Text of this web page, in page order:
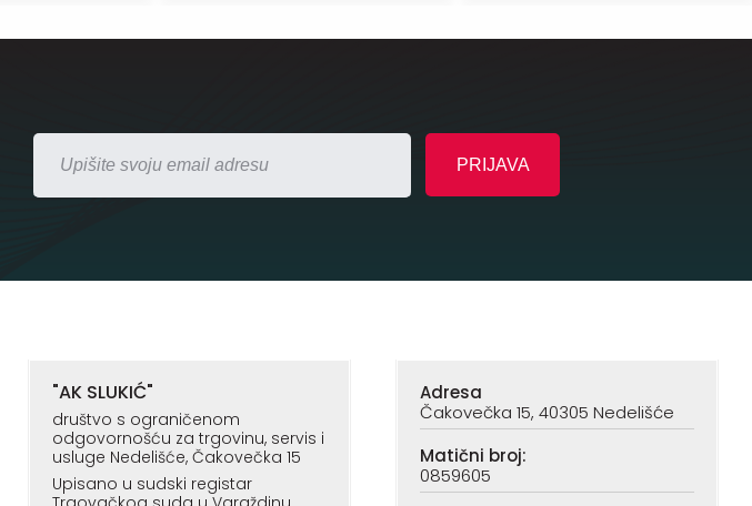
"AK SLUKIĆ"
društvo s ograničenom
odgovornošću za trgovinu, servis i
usluge Nedelišće, Čakovečka 15
Upisano u sudski registar
Adresa
Čakovečka 15, 40305 Nedelišće
Matični broj:
0859605